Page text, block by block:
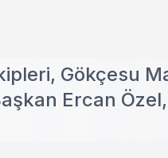
Gökçesu
Başkan Ercan